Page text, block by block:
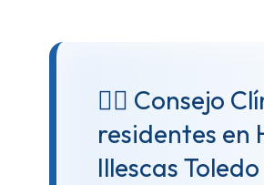
👨‍⚕️ Consejo
residentes en
Illescas Toledo